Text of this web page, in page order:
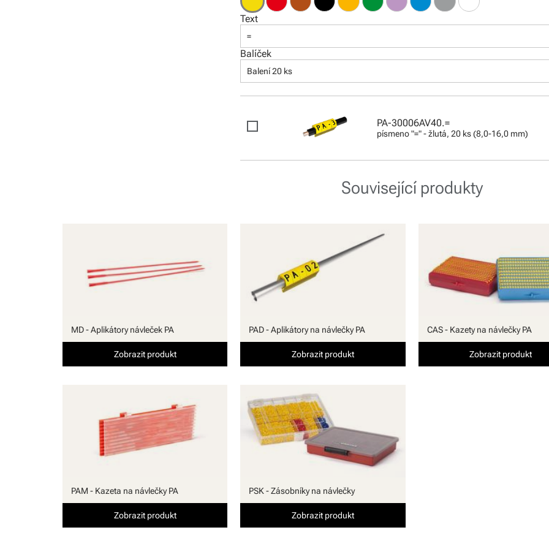
Text
=
Balíček
Balení 20 ks
PA-30006AV40.=
písmeno "=" - žlutá, 20 ks (8,0-16,0 mm)
Související produkty
MD - Aplikátory návleček PA
Zobrazit produkt
PAD - Aplikátory na návlečky PA
Zobrazit produkt
CAS - Kazety na návlečky PA
Zobrazit produkt
PAM - Kazeta na návlečky PA
Zobrazit produkt
PSK - Zásobníky na návlečky
Zobrazit produkt